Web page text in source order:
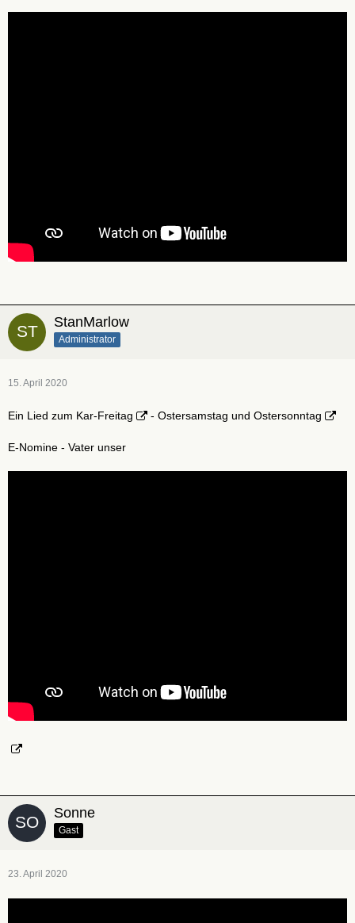
StanMarlow
Administrator
15. April 2020
Ein Lied zum Kar-Freitag - Ostersamstag und Ostersonntag
E-Nomine - Vater unser
Sonne
Gast
23. April 2020